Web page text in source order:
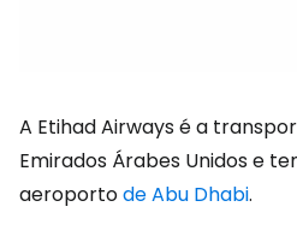
A Etihad Airways é a
Emirados Árabes Unidos e
aeroportode Abu Dhabi.